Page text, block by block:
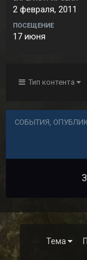
2 февраля, 2011
ПОСЕЩЕНИЕ
17 июня
Тип контента
СОБЫТИЯ,
Тема